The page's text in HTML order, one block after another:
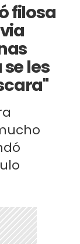
filosa
les